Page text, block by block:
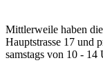
Mittlerweile haben
Hauptstrasse 17 und
samstags von 10 - 14